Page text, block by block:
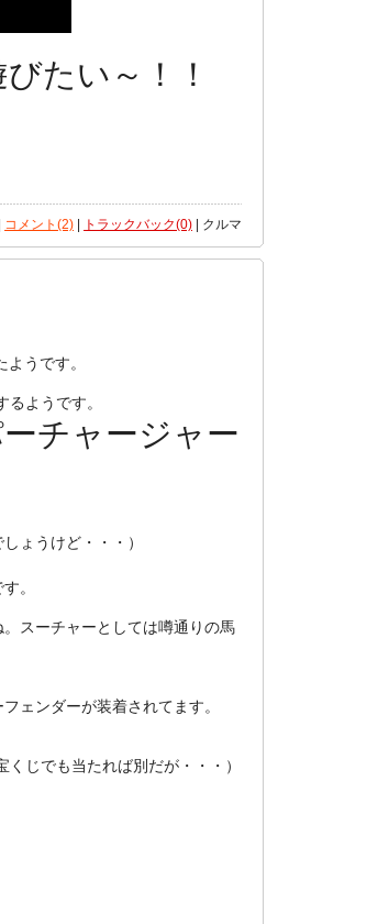
たい～！！
コメント(2) | トラックバック(0) | クルマ
うです。
ようです。
チャージャー
ょうけど・・・）
。
スーチャーとしては噂通りの馬
ェンダーが装着されてます。
じでも当たれば別だが・・・）